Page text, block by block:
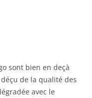
sont bien en deçà
de la qualité des
avec le